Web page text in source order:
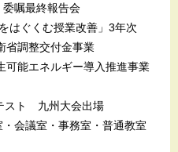
嘱最終報告会
ぐくむ授業改善」3年次
調整交付金事業
エネルギー導入推進事業
ト 九州大会出場
会議室・事務室・普通教室